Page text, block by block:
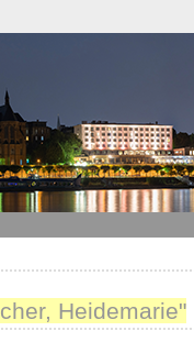
Heidemarie"